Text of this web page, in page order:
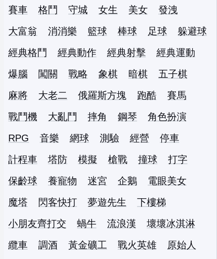
賽車 格鬥 守城 女生 美女
發洩
大富翁
消消樂 籃球 棒球 足球
躲避球
經典格鬥
經典動作 經典射擊
經典運動
爆腦
闖關 戰略 象棋 暗棋
五子棋
麻將
大老二 俄羅斯方塊 跑酷
賽馬
戰鬥機
大亂鬥 摔角 鋼琴
角色扮演
RPG
音樂 網球 測驗 經營
停車
計程車
塔防 模擬 槍戰 撞球
打字
保齡球
養寵物 迷宮 企鵝
電眼美女
魔塔
閃客快打 夢遊先生
下樓梯
小朋友齊打交
蝸牛 流浪漢
壞壞冰淇淋
纜車
調酒 黃金礦工 戰火英雄 原始人